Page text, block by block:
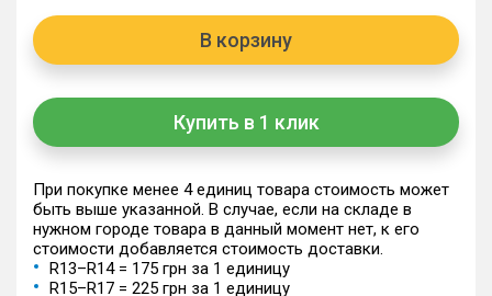
В корзину
Купить в 1 клик
При покупке менее 4 единиц товара стоимость может
быть выше указанной. В случае, если на складе в
нужном городе товара в данный момент нет, к его
стоимости добавляется стоимость доставки.
R13–R14 = 175 грн за 1 единицу
R15–R17 = 225 грн за 1 единицу